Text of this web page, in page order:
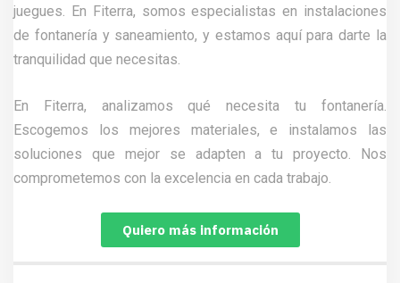
juegues. En Fiterra, somos especialistas en instalaciones
de fontanería y saneamiento, y estamos aquí para darte la
tranquilidad que necesitas.
En Fiterra, analizamos qué necesita tu fontanería.
Escogemos los mejores materiales, e instalamos las
soluciones que mejor se adapten a tu proyecto. Nos
comprometemos con la excelencia en cada trabajo.
Quiero más información